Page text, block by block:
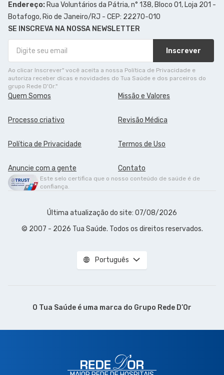
Endereço: Rua Voluntários da Pátria, n° 138, Bloco 01, Loja 201 -
Botafogo, Rio de Janeiro/RJ - CEP: 22270-010
SE INSCREVA NA NOSSA NEWSLETTER
Inscrever
Ao clicar Inscrever" você aceita a nossa Política de Privacidade e
autoriza receber dicas e novidades do Tua Saúde e dos parceiros do
grupo Rede D'Or."
Quem Somos Missão e Valores
Processo criativo Revisão Médica
Política de Privacidade Termos de Uso
Anuncie com a gente Contato
Este selo certifica que o nosso conteúdo de saúde é de
confiança.
Última atualização do site: 07/08/2026
© 2007 - 2026 Tua Saúde. Todos os direitos reservados.
Português
O Tua Saúde é uma marca do Grupo Rede D’Or